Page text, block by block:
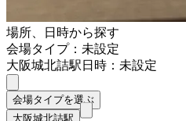
場所、日時から探す
会場タイプ：未設定
大阪城北詰駅日時：未設定
会場タイプを選ぶ
大阪城北詰駅